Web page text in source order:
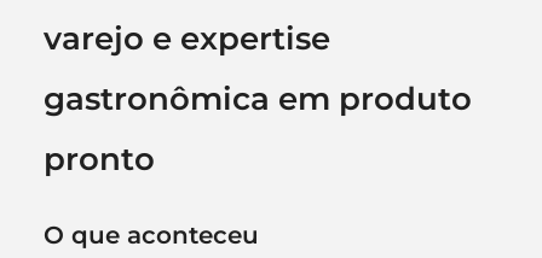
varejo e expertise
gastronômica em produto
pronto
O que aconteceu